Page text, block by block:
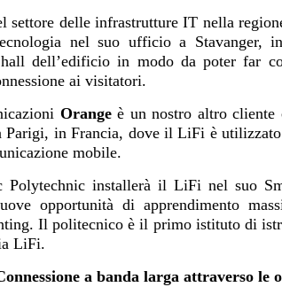
settore delle infrastrutture IT nella
nel suo ufficio a Stavanger,
dell’edificio in modo da poter far
ai visitatori.
Orangeè un nostro altro cliente
in Francia, dove il LiFi è utilizzato
mobile.
Polytechnic installerà il LiFi nel suo
opportunità di apprendimento
Il politecnico è il primo istituto di
LiFi.
a banda larga attraverso le